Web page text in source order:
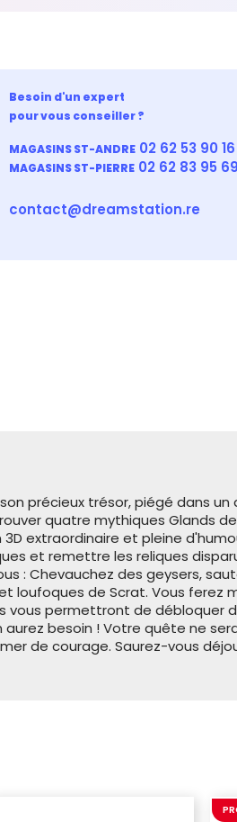
Besoin d'un expert
pour vous conseiller ?
MAGASINS ST-ANDRE 02 62 53 90 16
MAGASINS ST-PIERRE 02 62 83 95 69
contact@dreamstation.re
précieux trésor, piégé dans
quatre mythiques Glands
extraordinaire et pleine
et remettre les reliques
: Chevauchez des geysers,
loufoques de Scrat. Vous ferez
vous permettront de débloquer
besoin ! Votre quête ne
de courage. Saurez-vous